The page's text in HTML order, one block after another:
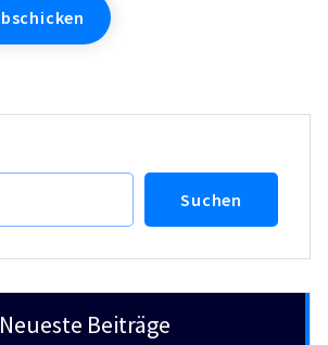
Suchen
Neueste Beiträge